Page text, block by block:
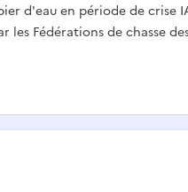
d'eau en période de crise
les Fédérations de chasse